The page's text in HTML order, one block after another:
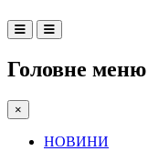
Головне меню
×
НОВИНИ